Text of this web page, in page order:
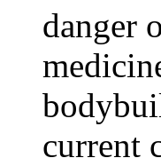
danger
current